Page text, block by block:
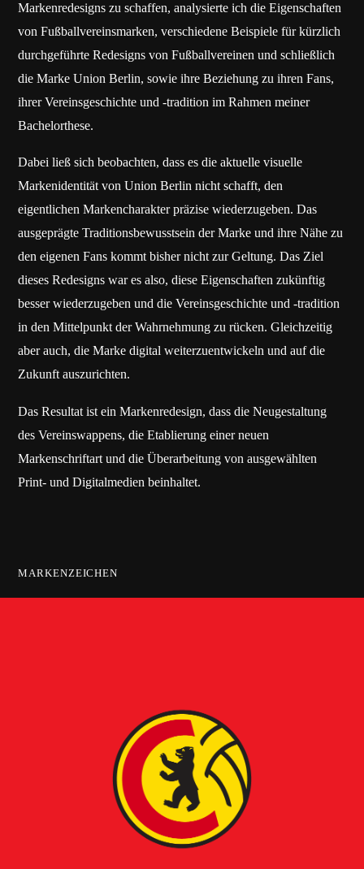
Markenredesigns zu schaffen, analysierte ich die Eigenschaften
von Fußballvereinsmarken, verschiedene Beispiele für kürzlich
durchgeführte Redesigns von Fußballvereinen und schließlich
die Marke Union Berlin, sowie ihre Beziehung zu ihren Fans,
ihrer Vereinsgeschichte und -tradition im Rahmen meiner
Bachelorthese.
Dabei ließ sich beobachten, dass es die aktuelle visuelle
Markenidentität von Union Berlin nicht schafft, den
eigentlichen Markencharakter präzise wiederzugeben. Das
ausgeprägte Traditionsbewusstsein der Marke und ihre Nähe zu
den eigenen Fans kommt bisher nicht zur Geltung. Das Ziel
dieses Redesigns war es also, diese Eigenschaften zukünftig
besser wiederzugeben und die Vereinsgeschichte und -tradition
in den Mittelpunkt der Wahrnehmung zu rücken. Gleichzeitig
aber auch, die Marke digital weiterzuentwickeln und auf die
Zukunft auszurichten.
Das Resultat ist ein Markenredesign, dass die Neugestaltung
des Vereinswappens, die Etablierung einer neuen
Markenschriftart und die Überarbeitung von ausgewählten
Print- und Digitalmedien beinhaltet.
MARKENZEICHEN